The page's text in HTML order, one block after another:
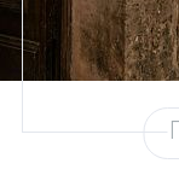
Кружево
Юбка
Шлейф